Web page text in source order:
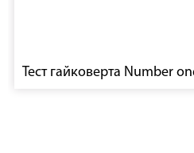
Тест гайковерта Number